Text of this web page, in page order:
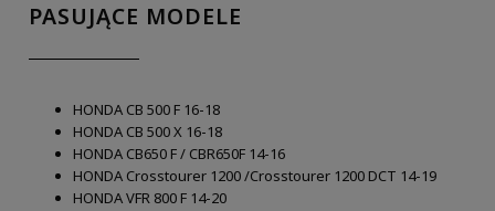
PASUJĄCE MODELE
HONDA CB 500 F 16-18
HONDA CB 500 X 16-18
HONDA CB650 F / CBR650F 14-16
HONDA Crosstourer 1200 /Crosstourer 1200 DCT 14-19
HONDA VFR 800 F 14-20